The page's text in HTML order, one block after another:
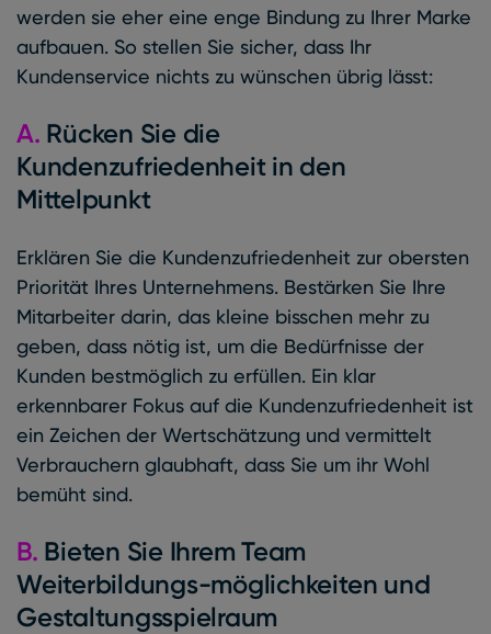
werden sie eher eine enge Bindung zu Ihrer Marke
aufbauen. So stellen Sie sicher, dass Ihr
Kundenservice nichts zu wünschen übrig lässt:
A. Rücken Sie die
Kundenzufriedenheit in den
Mittelpunkt
Erklären Sie die Kundenzufriedenheit zur obersten
Priorität Ihres Unternehmens. Bestärken Sie Ihre
Mitarbeiter darin, das kleine bisschen mehr zu
geben, dass nötig ist, um die Bedürfnisse der
Kunden bestmöglich zu erfüllen. Ein klar
erkennbarer Fokus auf die Kundenzufriedenheit ist
ein Zeichen der Wertschätzung und vermittelt
Verbrauchern glaubhaft, dass Sie um ihr Wohl
bemüht sind.
B. Bieten Sie Ihrem Team
Weiterbildungs-möglichkeiten und
Gestaltungsspielraum